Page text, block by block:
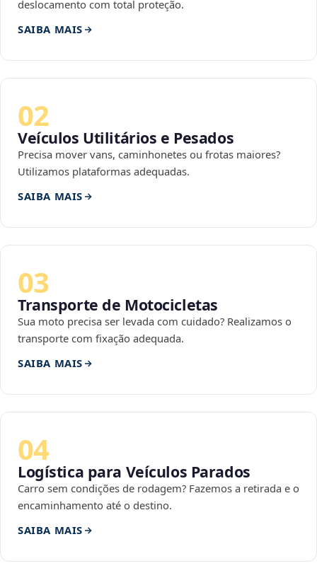
deslocamento com total proteção.
SAIBA MAIS
02
Veículos Utilitários e Pesados
Precisa mover vans, caminhonetes ou frotas maiores?
Utilizamos plataformas adequadas.
SAIBA MAIS
03
Transporte de Motocicletas
Sua moto precisa ser levada com cuidado? Realizamos o
transporte com fixação adequada.
SAIBA MAIS
04
Logística para Veículos Parados
Carro sem condições de rodagem? Fazemos a retirada e o
encaminhamento até o destino.
SAIBA MAIS